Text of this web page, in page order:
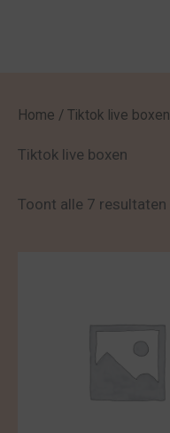
Home / Tiktok live boxen
Tiktok live boxen
Toont alle 7 resultaten